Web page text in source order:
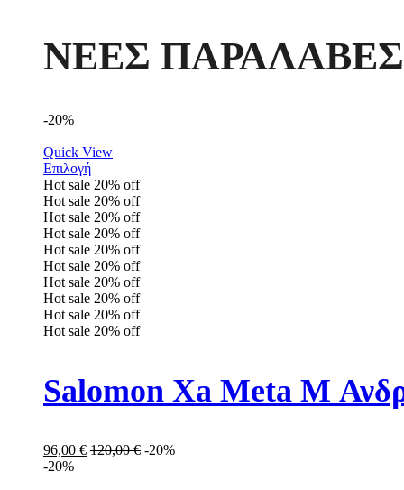
ΝΕΕΣ ΠΑΡΑΛΑΒΕΣ
-20%
Quick View
Επιλογή
Hot sale 20% off
Hot sale 20% off
Hot sale 20% off
Hot sale 20% off
Hot sale 20% off
Hot sale 20% off
Hot sale 20% off
Hot sale 20% off
Hot sale 20% off
Hot sale 20% off
Salomon Xa Meta M
96,00 € 120,00€ -20%
-20%